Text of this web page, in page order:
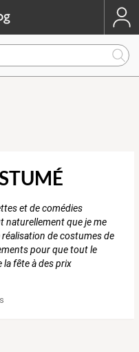
et de comédies
naturellement que je me
de costumes de
pour que tout le
la fête à des prix